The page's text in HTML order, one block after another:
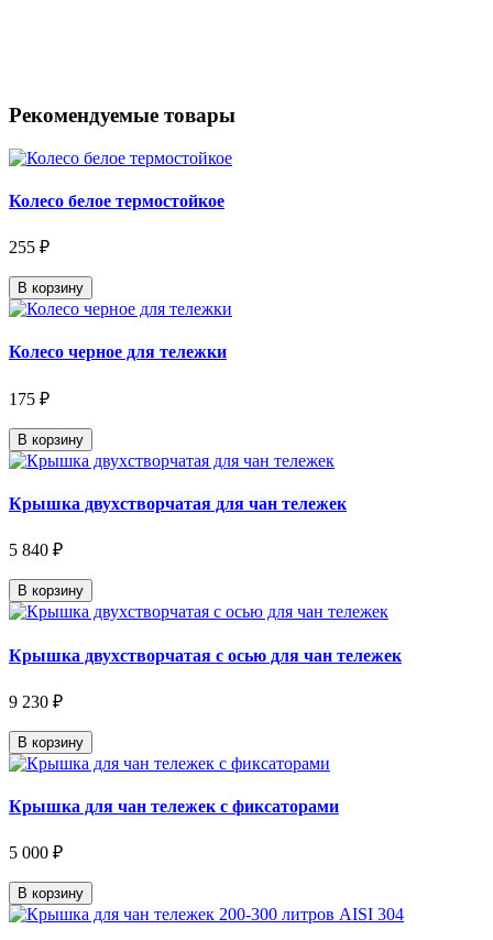
Рекомендуемые товары
Колесо белое термостойкое
255 ₽
В корзину
Колесо черное для тележки
175 ₽
В корзину
Крышка двухстворчатая для чан тележек
5 840 ₽
В корзину
Крышка двухстворчатая с осью для чан тележек
9 230 ₽
В корзину
Крышка для чан тележек с фиксаторами
5 000 ₽
В корзину